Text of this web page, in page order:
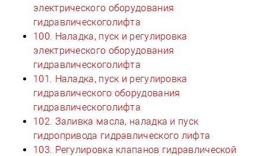
электрического оборудования
гидравлическоголифта
100. Наладка, пуск и регулировка
электрического оборудования
гидравлическоголифта
101. Наладка, пуск и регулировка
гидравлического оборудования
гидравлическоголифта
102. Заливка масла, наладка и пуск
гидропривода гидравлического лифта
103. Регулировка клапанов гидравлической